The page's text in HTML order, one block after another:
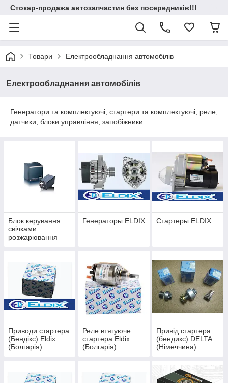
Стокар-продажа автозапчастин без посередників!!!
Товари Електрообладнання автомобілів
Електрообладнання автомобілів
Генератори та комплектуючі, стартери та комплектуючі, реле,
датчики, блоки управління, запобіжники
Блок керування
свічками
розжарювання
Генераторы ELDIX Стартеры ELDIX
Приводи стартера
(Бендікс) Eldix
(Болгарія)
Реле втягуюче
стартера Eldix
(Болгарія)
Привід стартера
(бендикс) DELTA
(Німеччина)